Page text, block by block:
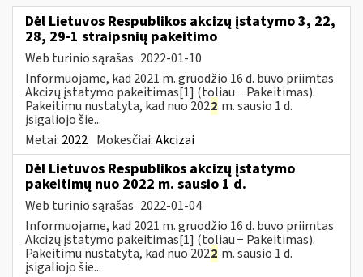
Dėl Lietuvos Respublikos akcizų įstatymo 3, 22,
28, 29-1 straipsnių pakeitimo
Web turinio sąrašas 2022-01-10
Informuojame, kad 2021 m. gruodžio 16 d. buvo priimtas
Akcizų įstatymo pakeitimas[1] (toliau − Pakeitimas).
Pakeitimu nustatyta, kad nuo 2022 m. sausio 1 d.
įsigaliojo šie...
Metai: 2022 Mokesčiai:Akcizai
Dėl Lietuvos Respublikos akcizų įstatymo
pakeitimų nuo 2022 m. sausio 1 d.
Web turinio sąrašas 2022-01-04
Informuojame, kad 2021 m. gruodžio 16 d. buvo priimtas
Akcizų įstatymo pakeitimas[1] (toliau − Pakeitimas).
Pakeitimu nustatyta, kad nuo 2022 m. sausio 1 d.
įsigaliojo šie...